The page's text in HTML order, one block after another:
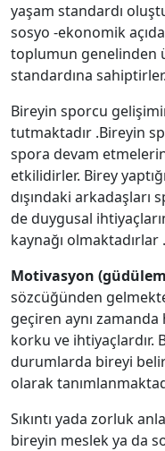
yaşam standardı
sosyo -ekonomik
toplumun genelinden
standardına sahiptirler.
Bireyin sporcu
tutmaktadır .Bireyin
spora devam
etkilidirler. Birey
dışındaki arkadaşları
de duygusal
kaynağı olmaktadırlar .
Motivasyon
sözcüğünden
geçiren aynı
korku ve ihtiyaçlardır.
durumlarda bireyi
olarak
Sıkıntı yada zorluk
bireyin meslek ya da